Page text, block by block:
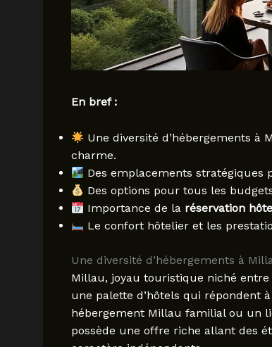
En bref :
Une diversité d’hébergements à
charme.
Des emplacements stratégiques
Des options pour tous les
Importance de la réservation
Le confort hôtelier et les
Une diversité d’hébergements à
Millau, joyau touristique niché entre
une palette d’hôtels qui répondent
hébergement Millau familial ou un
possède une offre riche allant des